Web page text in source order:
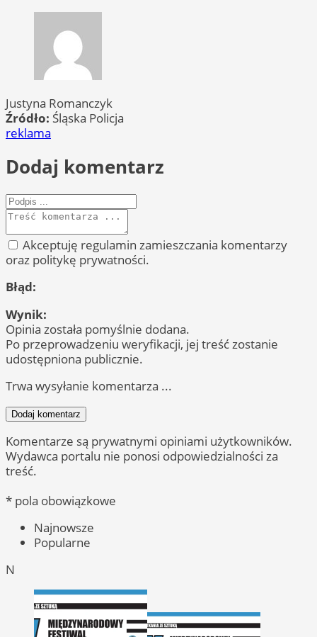
Justyna Romanczyk
Źródło: Śląska Policja
reklama
Dodaj komentarz
Akceptuję regulamin zamieszczania komentarzy
oraz politykę prywatności.
Błąd:
Wynik:
Opinia została pomyślnie dodana.
Po przeprowadzeniu weryfikacji, jej treść zostanie
udostępniona publicznie.
Trwa wysyłanie komentarza ...
Dodaj komentarz
Komentarze są prywatnymi opiniami użytkowników.
Wydawca portalu nie ponosi odpowiedzialności za
treść.
* pola obowiązkowe
Najnowsze
Popularne
N